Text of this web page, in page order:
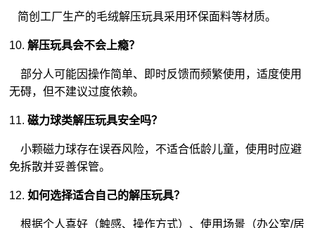
简创工厂生产的毛绒解压玩具采用环保面料等材质。
10.解压玩具会不会上瘾？
部分人可能因操作简单、即时反馈而频繁使用，适度使用
无碍，但不建议过度依赖。
11.磁力球类解压玩具安全吗？
小颗磁力球存在误吞风险，不适合低龄儿童，使用时应避
免拆散并妥善保管。
12.如何选择适合自己的解压玩具？
根据个人喜好（触感、操作方式）、使用场景（办公室/居